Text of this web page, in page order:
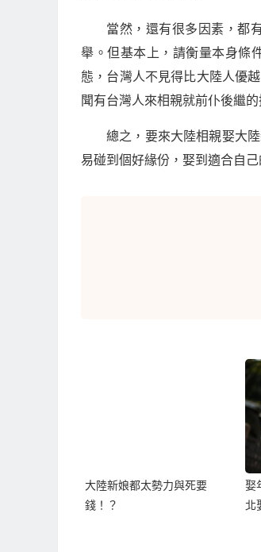
當然，還有很多因素，都
舉。但基本上，請衡量本身條
態，台灣人不見得比大陸人優
聞有台灣人來相親就前仆後繼
總之，要來大陸相親娶大
易碰到個好緣份，娶到適合自
大陸新娘都太勢力與死要
錢！？
娶
北